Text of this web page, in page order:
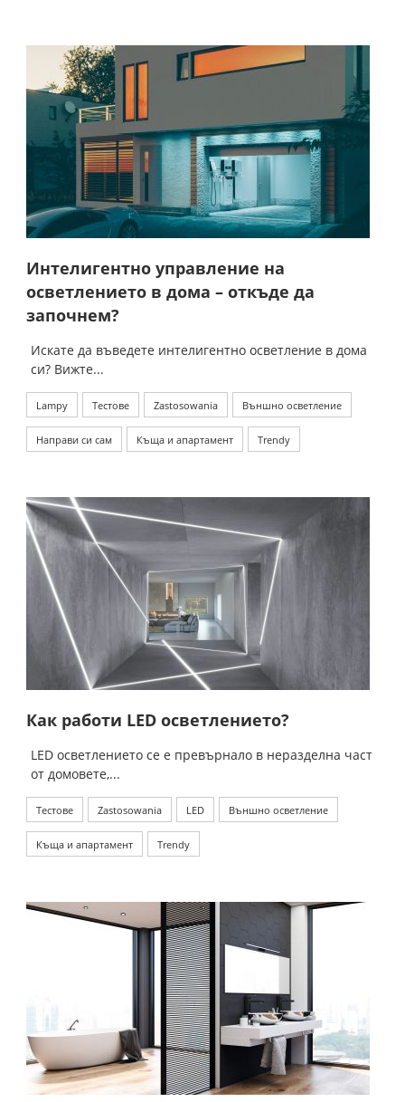
Интелигентно управление на
осветлението в дома – откъде да
започнем?
Искате да въведете интелигентно осветление в дома
си? Вижте...
Lampy Тестове Zastosowania Външно осветление
Направи си сам Къща и апартамент Trendy
Как работи LED осветлението?
LED осветлението се е превърнало в неразделна част
от домовете,...
Тестове Zastosowania LED Външно осветление
Къща и апартамент Trendy